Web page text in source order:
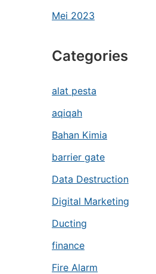
Mei 2023
Categories
alat pesta
aqiqah
Bahan Kimia
barrier gate
Data Destruction
Digital Marketing
Ducting
finance
Fire Alarm